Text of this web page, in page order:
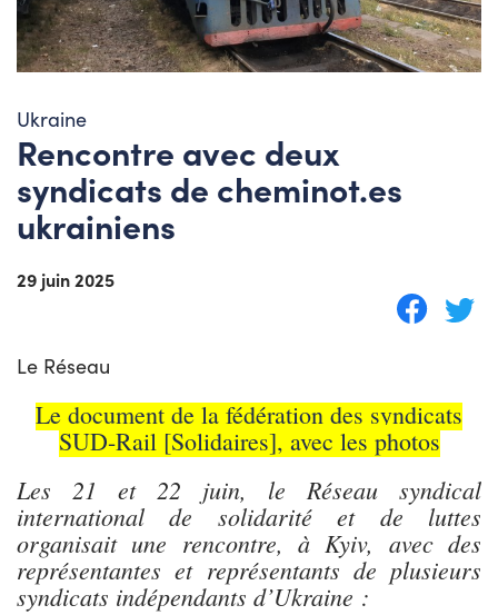
Ukraine
Rencontre avec deux
syndicats de cheminot.es
ukrainiens
29 juin 2025
Le Réseau
Le document de la fédération des syndicats
SUD-Rail [Solidaires], avec les photos
Les 21 et 22 juin, le Réseau syndical
international de solidarité et de luttes
organisait une rencontre, à Kyiv, avec des
représentantes et représentants de plusieurs
syndicats indépendants d’Ukraine :